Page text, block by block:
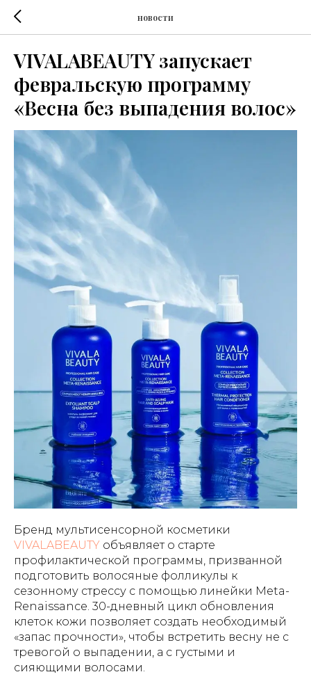
новости
VIVALABEAUTY запускает
февральскую программу
«Весна без выпадения волос»
Бренд мультисенсорной косметики
VIVALABEAUTY объявляет о старте
профилактической программы, призванной
подготовить волосяные фолликулы к
сезонному стрессу с помощью линейки Meta-
Renaissance. 30-дневный цикл обновления
клеток кожи позволяет создать необходимый
«запас прочности», чтобы встретить весну не с
тревогой о выпадении, а с густыми и
сияющими волосами.